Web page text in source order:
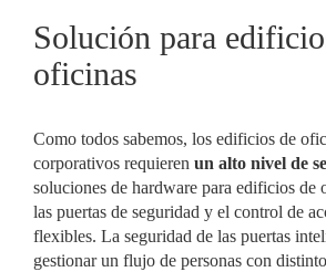
Solución para
oficinas
Como todos sabemos, los edificios de
corporativos requieren un alto nivel de
soluciones de hardware para edificios de
las puertas de seguridad y el control de
flexibles. La seguridad de las puertas
gestionar un flujo de personas con